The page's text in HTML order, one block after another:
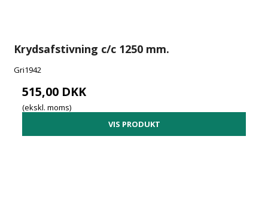
Krydsafstivning c/c 1250 mm.
Gri1942
515,00 DKK
(ekskl. moms)
VIS PRODUKT